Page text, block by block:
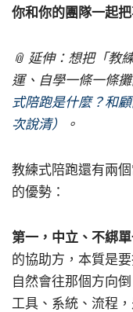
你和你的團隊一起
📎 延伸：想把「教
運、自學一條一條
式陪跑是什麼？和
次說清）
。
教練式陪跑還有兩
的優勢：
第一，中立、不綁單
的協助方，本質是
自然會往那個方向
工具、系統、流程